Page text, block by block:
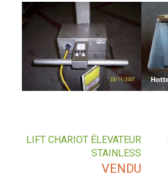
LIFT CHARIOT ÉLEVATEUR
STAINLESS
VENDU